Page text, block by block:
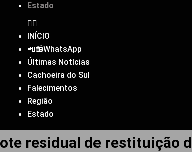
Estado
INÍCIO
📲📻WhatsApp
Últimas Notícias
Cachoeira do Sul
Falecimentos
Região
Estado
residual de restituição